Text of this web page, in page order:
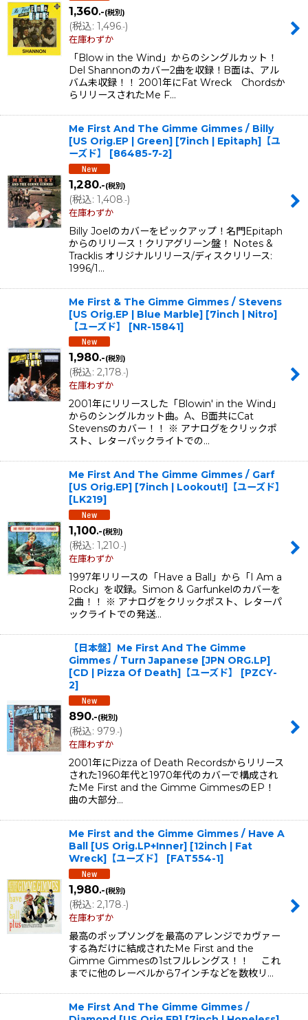
1,360.-(税別)
(税込: 1,496.-)
在庫わずか
「Blow in the Wind」からのシングルカット！
Del Shannonのカバー2曲を収録！B面は、アル
バム未収録！！ 2001年にFat Wreck Chordsか
らリリースされたMe F…
Me First And The Gimme Gimmes / Billy
[US Orig.EP | Green] [7inch | Epitaph]【ユ
ーズド】
[86485-7-2]
1,280.-(税別)
(税込: 1,408.-)
在庫わずか
Billy Joelのカバーをピックアップ！名門Epitaph
からのリリース！クリアグリーン盤！ Notes &
Tracklis オリジナルリリース/ディスクリリース:
1996/1…
Me First & The Gimme Gimmes / Stevens
[US Orig.EP | Blue Marble] [7inch | Nitro]
【ユーズド】
[NR-15841]
1,980.-(税別)
(税込: 2,178.-)
在庫わずか
2001年にリリースした「Blowin' in the Wind」
からのシングルカット曲。A、B面共にCat
Stevensのカバー！！ ※ アナログをクリックポ
スト、レターパックライトでの…
Me First And The Gimme Gimmes / Garf
[US Orig.EP] [7inch | Lookout!]【ユーズド】
[LK219]
1,100.-(税別)
(税込: 1,210.-)
在庫わずか
1997年リリースの「Have a Ball」から「I Am a
Rock」を収録。Simon & Garfunkelのカバーを
2曲！！ ※ アナログをクリックポスト、レターパ
ックライトでの発送…
【日本盤】Me First And The Gimme
Gimmes / Turn Japanese [JPN ORG.LP]
[CD | Pizza Of Death]【ユーズド】
[PZCY-
2]
890.-(税別)
(税込: 979.-)
在庫わずか
2001年にPizza of Death Recordsからリリース
された1960年代と1970年代のカバーで構成され
たMe First and the Gimme GimmesのEP！
曲の大部分…
Me First and the Gimme Gimmes / Have A
Ball [US Orig.LP+Inner] [12inch | Fat
Wreck]【ユーズド】
[FAT554-1]
1,980.-(税別)
(税込: 2,178 .-)
在庫わずか
最高のポップソングを最高のアレンジでカヴァー
する為だけに結成されたMe First and the
Gimme Gimmesの1stフルレングス！！ これ
までに他のレーベルから7インチなどを数枚リ…
Me First And The Gimme Gimmes /